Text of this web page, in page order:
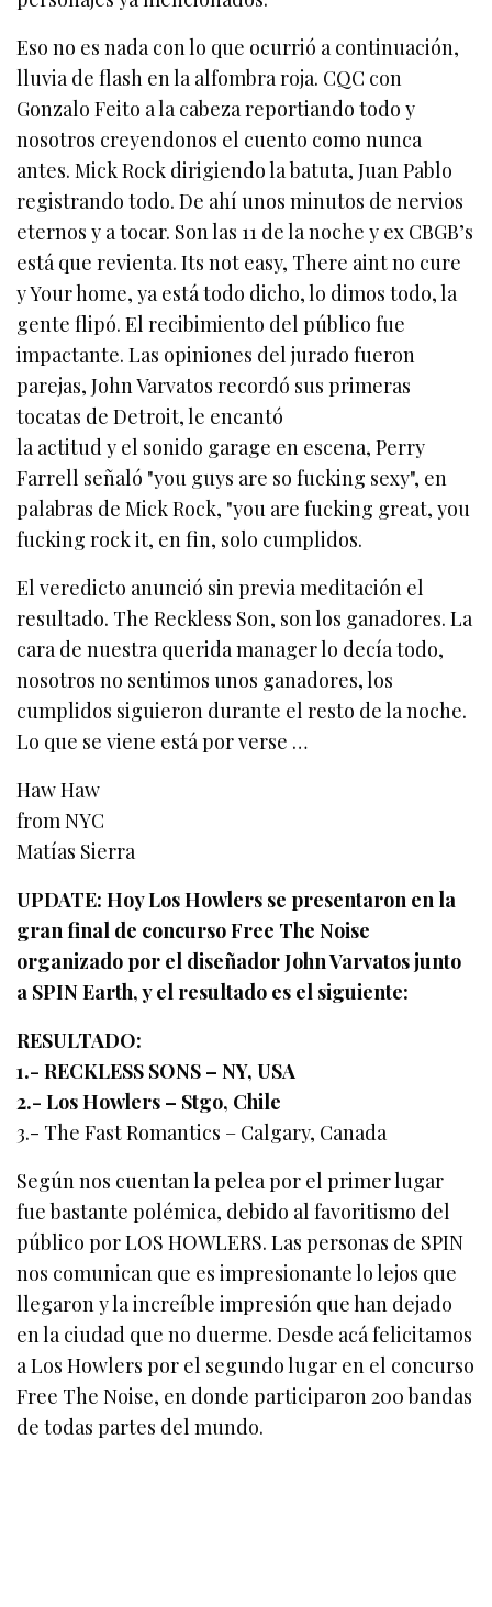
Eso no es nada con lo que ocurrió a continuación,
lluvia de flash en la alfombra roja. CQC con
Gonzalo Feito a la cabeza reportiando todo y
nosotros creyendonos el cuento como nunca
antes. Mick Rock dirigiendo la batuta, Juan Pablo
registrando todo. De ahí unos minutos de nervios
eternos y a tocar. Son las 11 de la noche y ex CBGB’s
está que revienta. Its not easy, There aint no cure
y Your home, ya está todo dicho, lo dimos todo, la
gente flipó. El recibimiento del público fue
impactante. Las opiniones del jurado fueron
parejas, John Varvatos recordó sus primeras
tocatas de Detroit, le encantó
la actitud y el sonido garage en escena, Perry
Farrell señaló "you guys are so fucking sexy", en
palabras de Mick Rock, "you are fucking great, you
fucking rock it, en fin, solo cumplidos.
El veredicto anunció sin previa meditación el
resultado. The Reckless Son, son los ganadores. La
cara de nuestra querida manager lo decía todo,
nosotros no sentimos unos ganadores, los
cumplidos siguieron durante el resto de la noche.
Lo que se viene está por verse …
Haw Haw
from NYC
Matías Sierra
UPDATE: Hoy Los Howlers se presentaron en la
gran final de concurso Free The Noise
organizado por el diseñador John Varvatos junto
a SPIN Earth, y el resultado es el siguiente:
RESULTADO:
1.- RECKLESS SONS – NY, USA
2.- Los Howlers – Stgo, Chile
3.- The Fast Romantics – Calgary, Canada
Según nos cuentan la pelea por el primer lugar
fue bastante polémica, debido al favoritismo del
público por LOS HOWLERS. Las personas de SPIN
nos comunican que es impresionante lo lejos que
llegaron y la increíble impresión que han dejado
en la ciudad que no duerme. Desde acá felicitamos
a Los Howlers por el segundo lugar en el concurso
Free The Noise, en donde participaron 200 bandas
de todas partes del mundo.